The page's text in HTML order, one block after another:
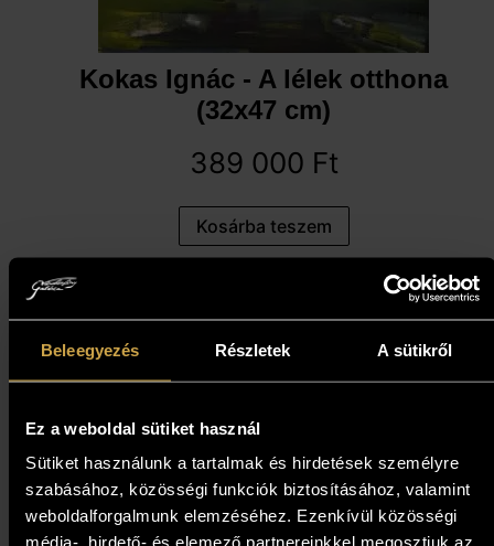
Beleegyezés Részletek A sütikről
Ez a weboldal sütiket használ
Sütiket használunk a tartalmak és hirdetések személyre
szabásához, közösségi funkciók biztosításához, valamint
weboldalforgalmunk elemzéséhez. Ezenkívül közösségi
média-, hirdető- és elemező partnereinkkel megosztjuk az
Kokas Ignác - A lélek otthona
(32x47 cm)
389 000 Ft
Kosárba teszem